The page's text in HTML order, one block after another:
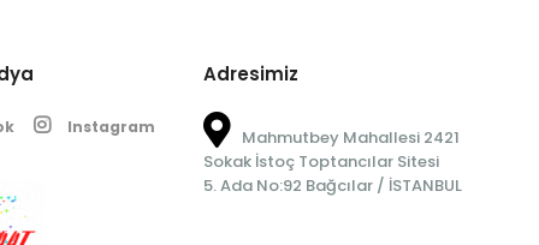
Instagram
Adresimiz
Mahmutbey Mahallesi 2421
Sokak İstoç Toptancılar Sitesi
5. Ada No:92 Bağcılar / İSTANBUL